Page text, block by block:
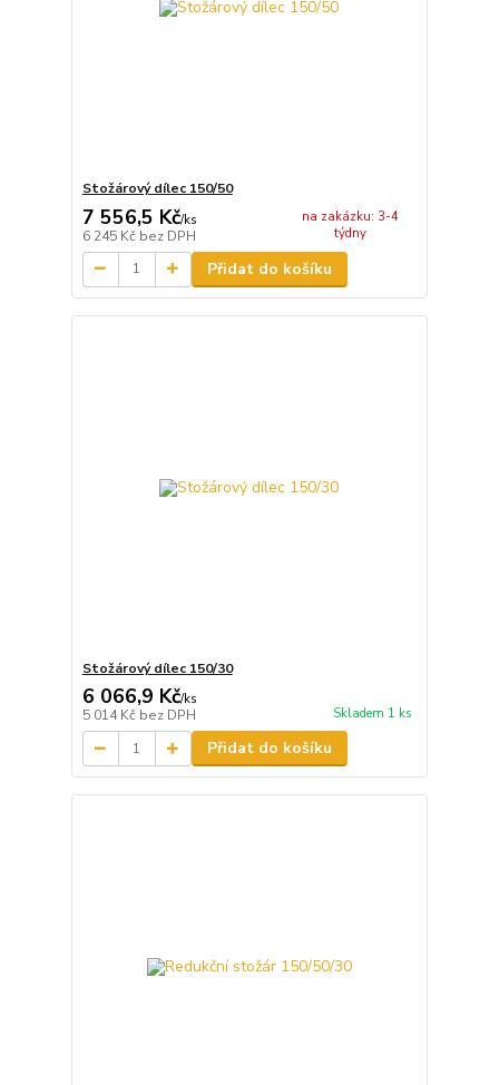
Stožárový dílec 150/50
7 556,5 Kč/ks
6 245 Kč bez DPH
na zakázku: 3-4
týdny
Přidat do košíku
Stožárový dílec 150/30
6 066,9 Kč/ks
5 014 Kč bez DPH Skladem 1 ks
Přidat do košíku